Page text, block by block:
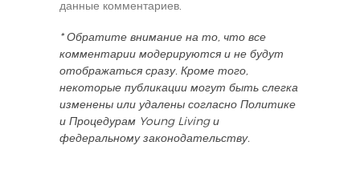
данные комментариев.
* Обратите внимание на то, что все
комментарии модерируются и не будут
отображаться сразу. Кроме того,
некоторые публикации могут быть слегка
изменены или удалены согласно Политике
и Процедурам Young Living и
федеральному законодательству.